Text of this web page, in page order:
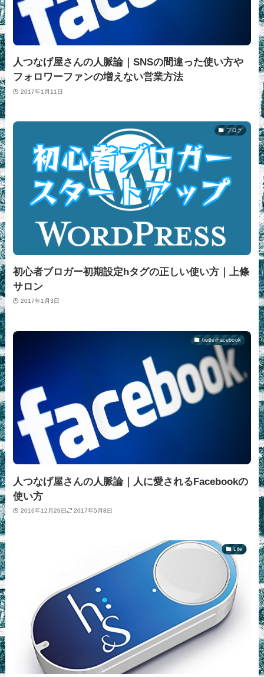
人つなげ屋さんの人脈論｜SNSの間違った使い方や
フォロワーファンの増えない営業方法
2017年1月11日
ブログ
初心者ブロガー初期設定hタグの正しい使い方｜上條
サロン
2017年1月3日
twitterFacebook
人つなげ屋さんの人脈論｜人に愛されるFacebookの
使い方
2016年12月26日 2017年5月8日
Life